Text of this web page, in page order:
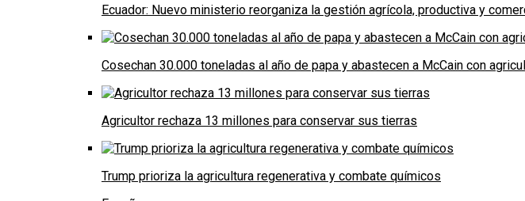
Ecuador: Nuevo ministerio reorganiza la gestión agrícola, productiva y
Cosechan 30.000 toneladas al año de papa y abastecen a McCain con
Agricultor rechaza 13 millones para conservar sus tierras
Trump prioriza la agricultura regenerativa y combate químicos